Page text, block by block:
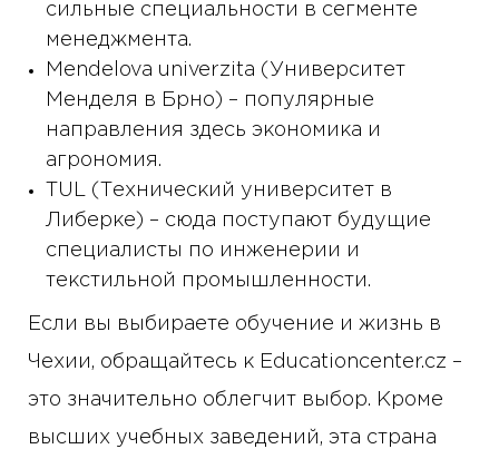
сильные специальности в сегменте
менеджмента.
Mendelova univerzitа (Университет
Менделя в Брно) – популярные
направления здесь экономика и
агрономия.
TUL (Технический университет в
Либерке) – сюда поступают будущие
специалисты по инженерии и
текстильной промышленности.
Если вы выбираете обучение и жизнь в
Чехии, обращайтесь к Educationcenter.cz –
это значительно облегчит выбор. Кроме
высших учебных заведений, эта страна